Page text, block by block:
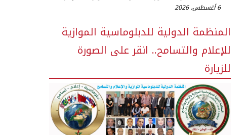
6 أغسطس، 2026
المنظمة الدولية للدبلوماسية الموازية
للإعلام والتسامح.. انقر على الصورة
للزيارة